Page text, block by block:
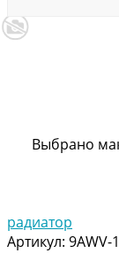
Выбрано
радиатор
Артикул: 9AWV-